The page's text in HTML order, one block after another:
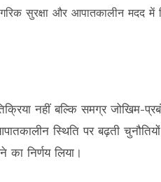
सुरक्षा और आपातकालीन मदद में
नहीं बल्कि समग्र जोखिम-
स्थिति पर बढ़ती
का निर्णय लिया।